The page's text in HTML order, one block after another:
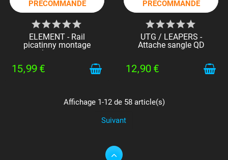
PRÉCOMMANDE
ELEMENT - Rail
picatinny montage
lunette...
15,99 €
PRÉCOMMANDE
UTG / LEAPERS -
Attache sangle QD
12,90 €
Affichage 1-12 de 58 article(s)
Suivant